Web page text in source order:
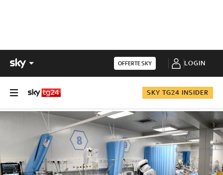
OFFERTE SKY LOGIN
SKY TG24 INSIDER